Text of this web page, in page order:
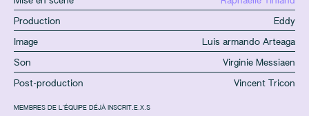
Production Eddy
Image Luis armando Arteaga
Son Virginie Messiaen
Post-production Vincent Tricon
MEMBRES DE L'ÉQUIPE DÉJÀ INSCRIT.E.X.S